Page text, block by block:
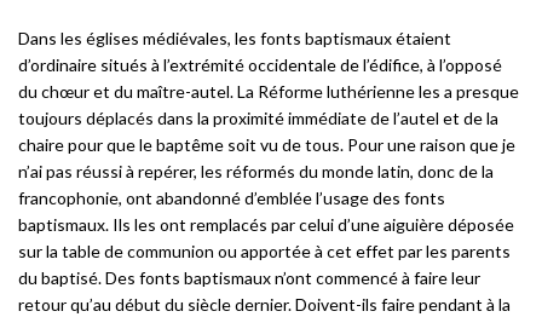
Dans les églises médiévales, les fonts baptismaux étaient
d’ordinaire situés à l’extrémité occidentale de l’édifice, à l’opposé
du chœur et du maître-autel. La Réforme luthérienne les a presque
toujours déplacés dans la proximité immédiate de l’autel et de la
chaire pour que le baptême soit vu de tous. Pour une raison que je
n’ai pas réussi à repérer, les réformés du monde latin, donc de la
francophonie, ont abandonné d’emblée l’usage des fonts
baptismaux. Ils les ont remplacés par celui d’une aiguière déposée
sur la table de communion ou apportée à cet effet par les parents
du baptisé. Des fonts baptismaux n’ont commencé à faire leur
retour qu’au début du siècle dernier. Doivent-ils faire pendant à la